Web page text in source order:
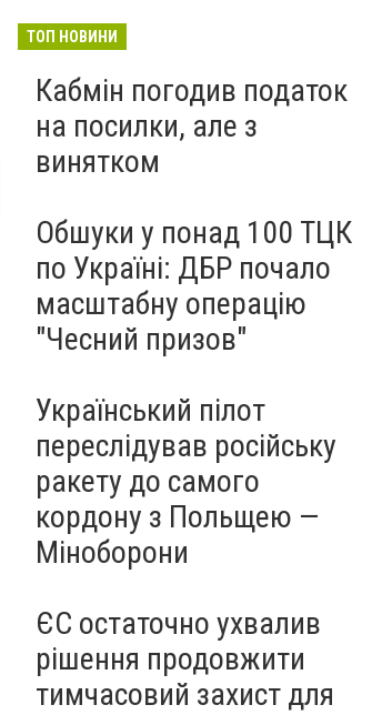
ТОП НОВИНИ
Кабмін погодив податок
на посилки, але з
винятком
Обшуки у понад 100 ТЦК
по Україні: ДБР почало
масштабну операцію
"Чесний призов"
Український пілот
переслідував російську
ракету до самого
кордону з Польщею —
Міноборони
ЄС остаточно ухвалив
рішення продовжити
тимчасовий захист для